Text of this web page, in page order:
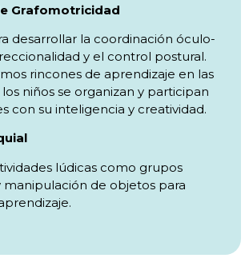
Grafomotricidad
desarrollar la coordinación óculo-
y el control postural.
rincones de aprendizaje en las
niños se organizan y participan
con su inteligencia y creatividad.
lúdicas como grupos
manipulación de objetos para